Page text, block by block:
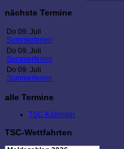
nächste Termine
Do 09. Juli
Sommerferien
Do 09. Juli
Sommerferien
Do 09. Juli
Sommerferien
alle Termine
TSC-Kalender
TSC-Wettfahrten